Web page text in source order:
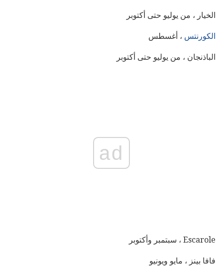
الخيار ، من يوليو حتى أكتوبر
الكورنتس ، أغسطس
الباذنجان ، من يوليو حتى أكتوبر
ad
Escarole ، سبتمبر وأكتوبر
فافا بينز ، مايو ويونيو